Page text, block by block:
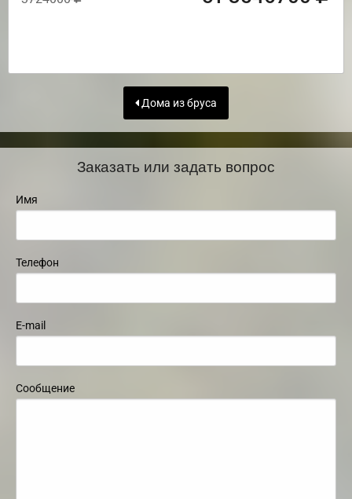
Дома из бруса
Заказать или задать вопрос
Имя
Телефон
E-mail
Сообщение